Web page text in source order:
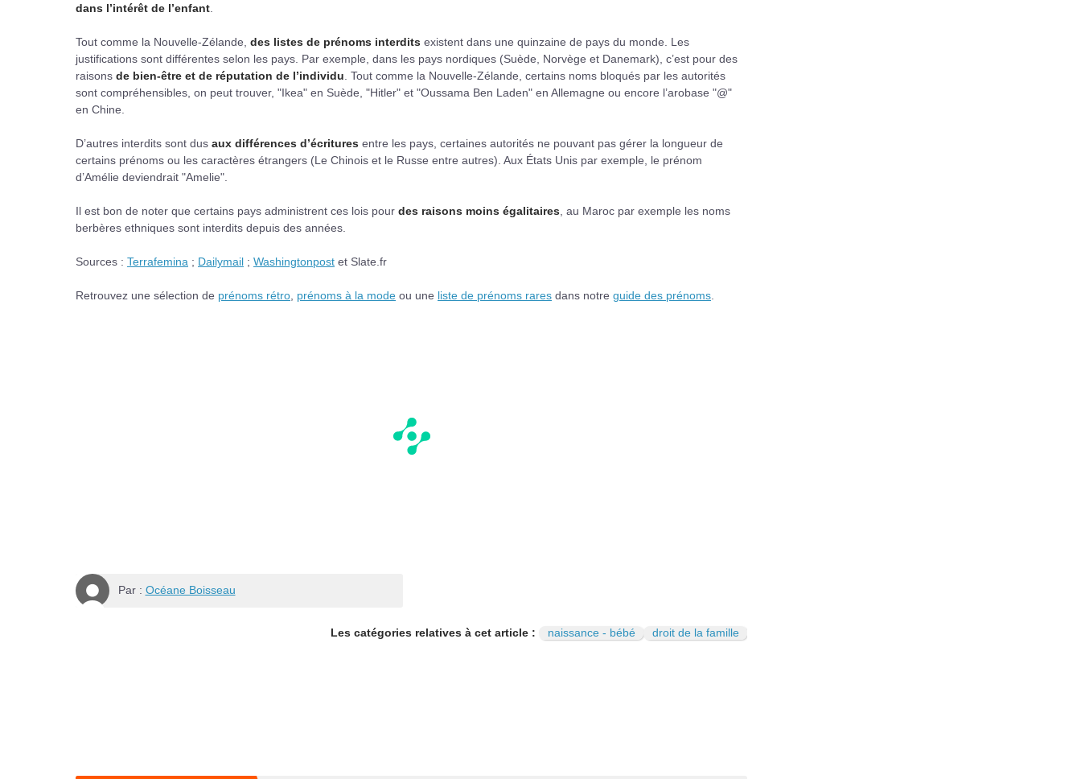
dans l’intérêt de l’enfant
Tout comme la Nouvelle-Zélande, des listes de prénoms interdits existent dans une quinzaine de pays du monde. Les
justifications sont différentes selon les pays. Par exemple, dans les pays nordiques (Suède, Norvège et Danemark), c’est pour des
raisons de bien-être et de réputation de l’individu . Tout comme la Nouvelle-Zélande, certains noms bloqués par les autorités
sont compréhensibles, on peut trouver, "Ikea" en Suède, "Hitler" et "Oussama Ben Laden" en Allemagne ou encore l’arobase "@"
en Chine.
D’autres interdits sont dus aux différences d’écritures entre les pays, certaines autorités ne pouvant pas gérer la longueur de
certains prénoms ou les caractères étrangers (Le Chinois et le Russe entre autres). Aux États Unis par exemple, le prénom
d’Amélie deviendrait "Amelie".
Il est bon de noter que certains pays administrent ces lois pour des raisons moins égalitaires , au Maroc par exemple les noms
berbères ethniques sont interdits depuis des années.
Sources : Terrafemina ; Dailymail ; Washingtonpost et Slate.fr
Retrouvez une sélection de prénoms rétro prénoms à la mode ou une liste de prénoms rares dans notre guide des prénoms
Par : Océane Boisseau
Les catégories relatives à cet article : naissance - bébé droit de la famille